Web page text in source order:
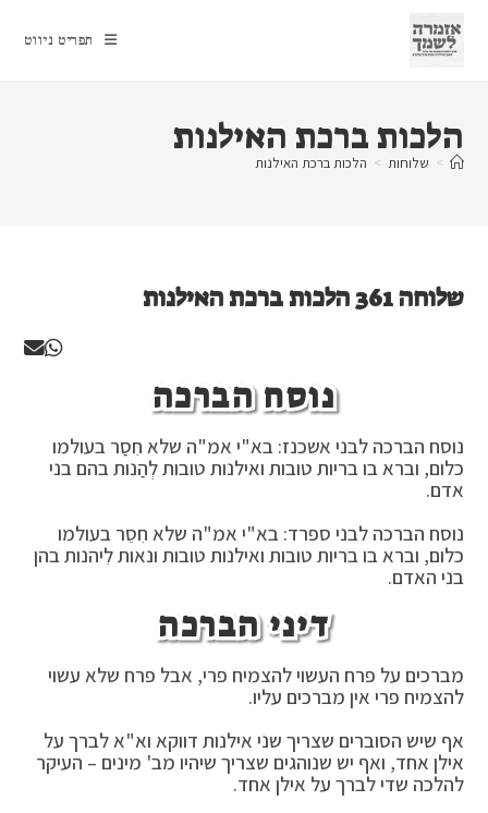
content
תפריט ניווט
הלכות ברכת האילנות
> שלוחות > הלכות ברכת האילנות
שלוחה 361 הלכות ברכת האילנות
נוסח הברכה
נוסח הברכה לבני אשכנז: בא"י אמ"ה שלא חִסַר בעולמו
כלום, וברא בו בריות טובות ואילנות טובות לְהַנות בהם בני
אדם.
נוסח הברכה לבני ספרד: בא"י אמ"ה שלא חִסֵר בעולמו
כלום, וברא בו בריות טובות ואילנות טובות ונאות לִיהנות בהן
בני האדם.
דיני הברכה
מברכים על פרח העשוי להצמיח פרי, אבל פרח שלא עשוי
להצמיח פרי אין מברכים עליו.
אף שיש הסוברים שצריך שני אילנות דווקא וא"א לברך על
אילן אחד, ואף יש שנוהגים שצריך שיהיו מב' מינים – העיקר
להלכה שדי לברך על אילן אחד.